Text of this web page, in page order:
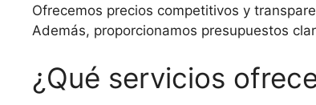
Ofrecemos precios competitivos y
Además, proporcionamos presupuestos
¿Qué servicios